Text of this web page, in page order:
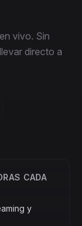
vivo. Sin
directo a
CADA
y